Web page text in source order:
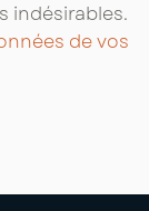
indésirables.
de vos